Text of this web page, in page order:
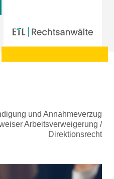
und Annahmeverzug
Arbeitsverweigerung /
Direktionsrecht